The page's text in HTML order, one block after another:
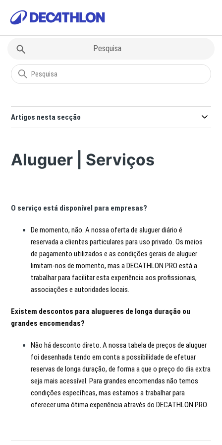
Decathlon Subscrição | Aluguer
Artigos nesta secção
Aluguer | Serviços
O serviço está disponível para empresas?
De momento, não. A nossa oferta de aluguer diário é
reservada a clientes particulares para uso privado. Os meios
de pagamento utilizados e as condições gerais de aluguer
limitam-nos de momento, mas a DECATHLON PRO está a
trabalhar para facilitar esta experiência aos profissionais,
associações e autoridades locais.
Existem descontos para alugueres de longa duração ou
grandes encomendas?
Não há desconto direto. A nossa tabela de preços de aluguer
foi desenhada tendo em conta a possibilidade de efetuar
reservas de longa duração, de forma a que o preço do dia extra
seja mais acessível. Para grandes encomendas não temos
condições específicas, mas estamos a trabalhar para
oferecer uma ótima experiência através do DECATHLON PRO.